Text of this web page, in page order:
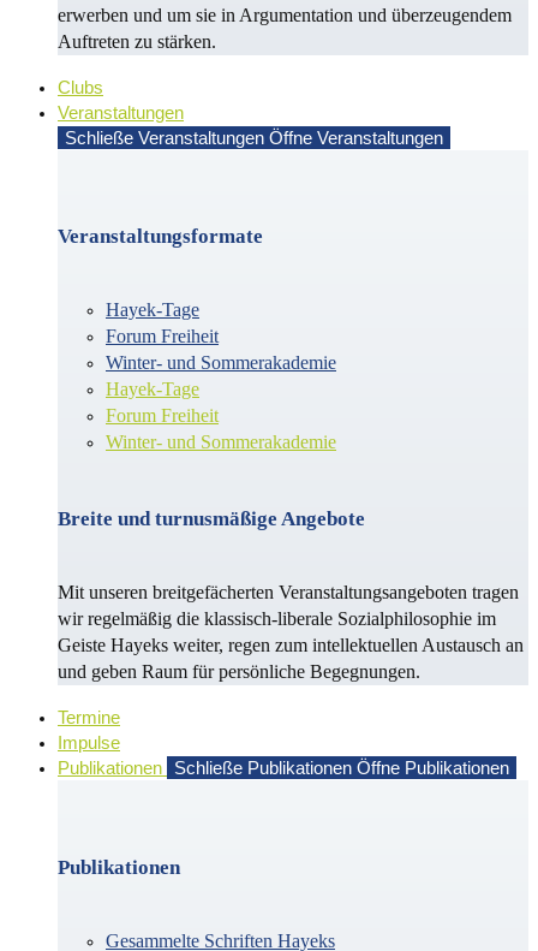
erwerben und um sie in Argu­men­ta­tion und überzeugendem
Auf­treten zu stärken.
Clubs
Veranstaltungen
Schließe Veranstaltungen Öffne Veranstaltungen
Veranstaltungsformate
Hayek-Tage
Forum Freiheit
Winter- und Sommerakademie
Hayek-Tage
Forum Freiheit
Winter- und Sommerakademie
Breite und turnusmäßige Angebote
Mit unseren breitgefächerten Veranstaltungsangeboten tragen
wir regelmäßig die klassisch-liberale Sozialphilosophie im
Geiste Hayeks weiter, regen zum intellektuellen Austausch an
und geben Raum für persönliche Begegnungen.
Termine
Impulse
Publikationen
Schließe Publikationen Öffne Publikationen
Publikationen
Gesammelte Schriften Hayeks